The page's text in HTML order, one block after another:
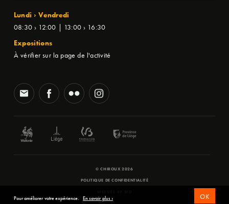
Lundi › Vendredi
08:30 › 12:00 | 13:00 › 16:30
Expositions
À vérifier sur la page de l'activité
© CHIROUX 2026
POLITIQUE DE CONFIDENTIALITÉ
Pour améliorer votre expérience. En savoir plus › OK